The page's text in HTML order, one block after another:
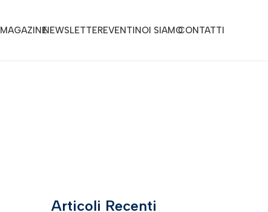
MAGAZINENEWSLETTEREVENTINOI SIAMOCONTATTI
Articoli Recenti